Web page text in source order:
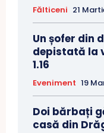
Fălticeni 21
Un șofer din
depistată la
1.16
Eveniment 19
Doi bărbați
casă din